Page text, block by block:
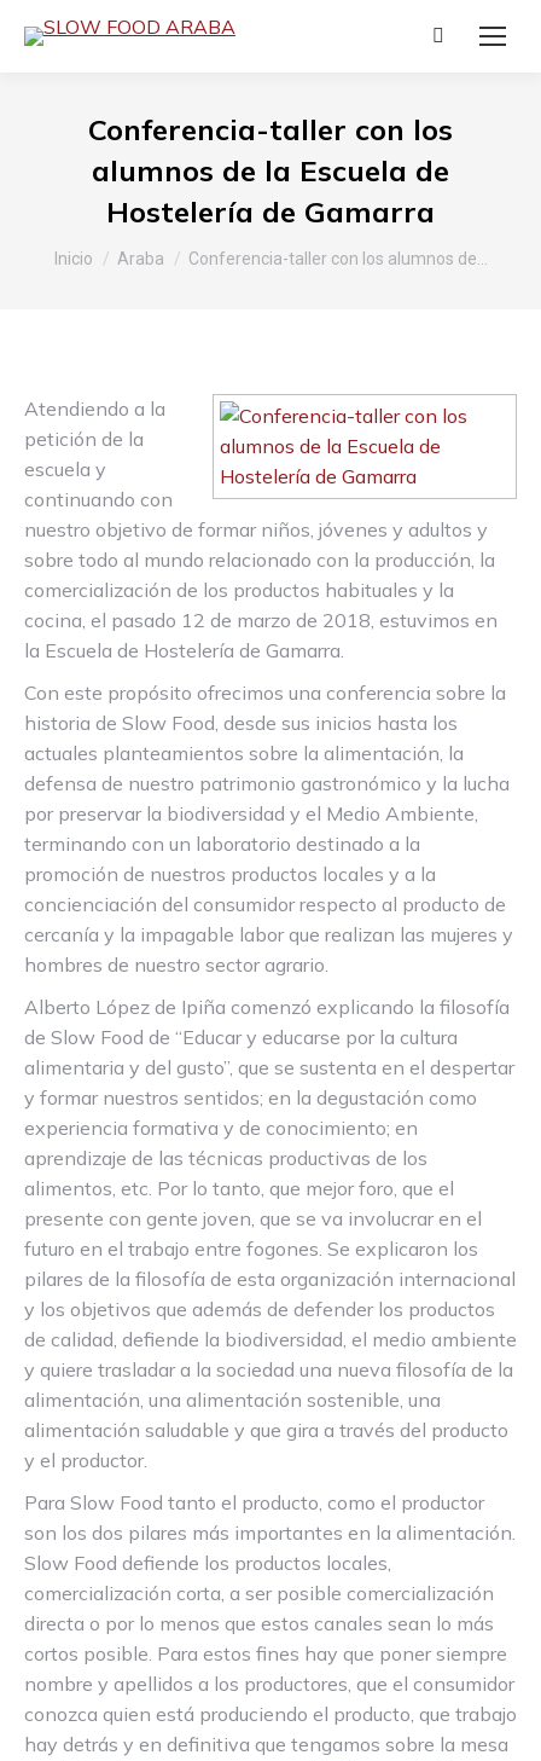
Buscar:
Conferencia-taller con los
alumnos de la Escuela de
Hostelería de Gamarra
Estás aquí:
Inicio Araba Conferencia-taller con los alumnos de…
Atendiendo a la
petición de la
escuela y
continuando con
nuestro objetivo de formar niños, jóvenes y adultos y
sobre todo al mundo relacionado con la producción, la
comercialización de los productos habituales y la
cocina, el pasado 12 de marzo de 2018, estuvimos en
la Escuela de Hostelería de Gamarra.
Con este propósito ofrecimos una conferencia sobre la
historia de Slow Food, desde sus inicios hasta los
actuales planteamientos sobre la alimentación, la
defensa de nuestro patrimonio gastronómico y la lucha
por preservar la biodiversidad y el Medio Ambiente,
terminando con un laboratorio destinado a la
promoción de nuestros productos locales y a la
concienciación del consumidor respecto al producto de
cercanía y la impagable labor que realizan las mujeres y
hombres de nuestro sector agrario.
Alberto López de Ipiña comenzó explicando la filosofía
de Slow Food de “Educar y educarse por la cultura
alimentaria y del gusto”, que se sustenta en el despertar
y formar nuestros sentidos; en la degustación como
experiencia formativa y de conocimiento; en
aprendizaje de las técnicas productivas de los
alimentos, etc. Por lo tanto, que mejor foro, que el
presente con gente joven, que se va involucrar en el
futuro en el trabajo entre fogones. Se explicaron los
pilares de la filosofía de esta organización internacional
y los objetivos que además de defender los productos
de calidad, defiende la biodiversidad, el medio ambiente
y quiere trasladar a la sociedad una nueva filosofía de la
alimentación, una alimentación sostenible, una
alimentación saludable y que gira a través del producto
y el productor.
Para Slow Food tanto el producto, como el productor
son los dos pilares más importantes en la alimentación.
Slow Food defiende los productos locales,
comercialización corta, a ser posible comercialización
directa o por lo menos que estos canales sean lo más
cortos posible. Para estos fines hay que poner siempre
nombre y apellidos a los productores, que el consumidor
conozca quien está produciendo el producto, que trabajo
hay detrás y en definitiva que tengamos sobre la mesa